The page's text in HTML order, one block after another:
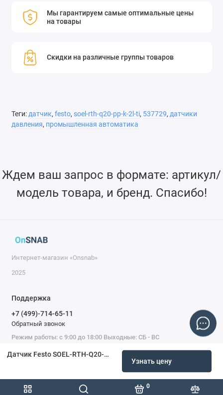
0
Датчик Festo SOEL-RTH-Q20-PP-K-2L-TI 537729
Узнать цену
Мы гарантируем самые оптимальные цены
на товары
Скидки на различные группы товаров
Теги:датчик, festo, soel-rth-q20-pp-k-2l-ti, 537729, датчики
давления, промышленная автоматика
Ждем ваш запрос в формате: артикул/
модель товара, и бренд. Спасибо!
Интернет-магазин «Onsnab»
2025
Поддержка
+7 (499)-714-65-11
Обратный звонок
Режим работы: с 9:00 до 18:00 Выходные: СБ - ВС